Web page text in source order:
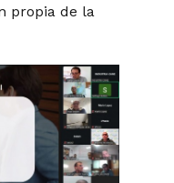
propia de la